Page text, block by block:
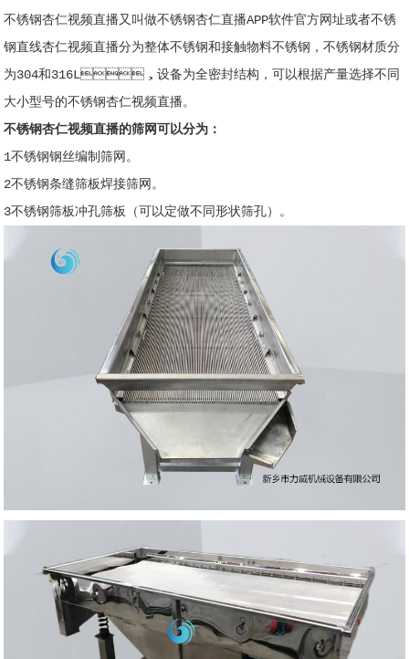
不锈钢杏仁视频直播又叫做不锈钢杏仁直播APP软件官方网址或者不锈
钢直线杏仁视频直播分为整体不锈钢和接触物料不锈钢，不锈钢材质分
为304和316L，设备为全密封结构，可以根据产量选择不同
大小型号的不锈钢杏仁视频直播。
不锈钢杏仁视频直播的筛网可以分为：
1不锈钢钢丝编制筛网。
2不锈钢条缝筛板焊接筛网。
3不锈钢筛板冲孔筛板（可以定做不同形状筛孔）。